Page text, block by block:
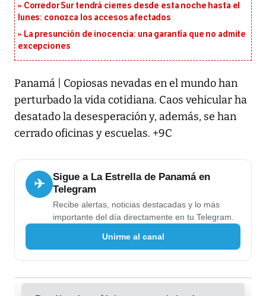
Corredor Sur tendrá cierres desde esta noche hasta el
lunes: conozca los accesos afectados
La presunción de inocencia: una garantía que no admite
excepciones
Panamá | Copiosas nevadas en el mundo han
perturbado la vida cotidiana. Caos vehicular ha
desatado la desesperación y, además, se han
cerrado oficinas y escuelas. +9C
✈
Sigue a La Estrella de Panamá en
Telegram
Recibe alertas, noticias destacadas y lo más
importante del día directamente en tu Telegram.
Unirme al canal